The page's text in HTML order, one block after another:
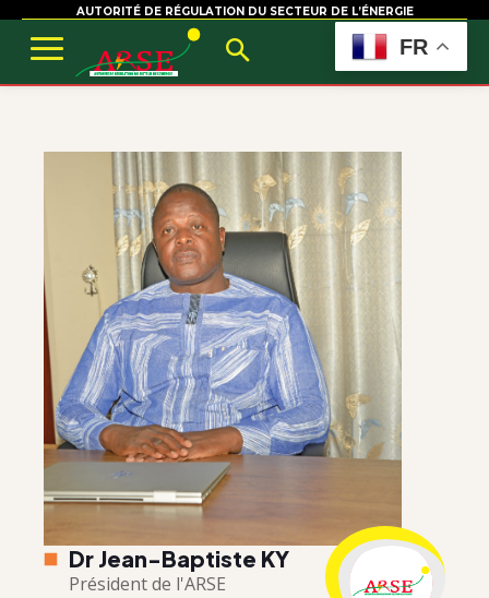
AUTORITÉ DE RÉGULATION DU SECTEUR DE L’ÉNERGIE
Dr Jean-Baptiste KY
Président de l'ARSE
FR